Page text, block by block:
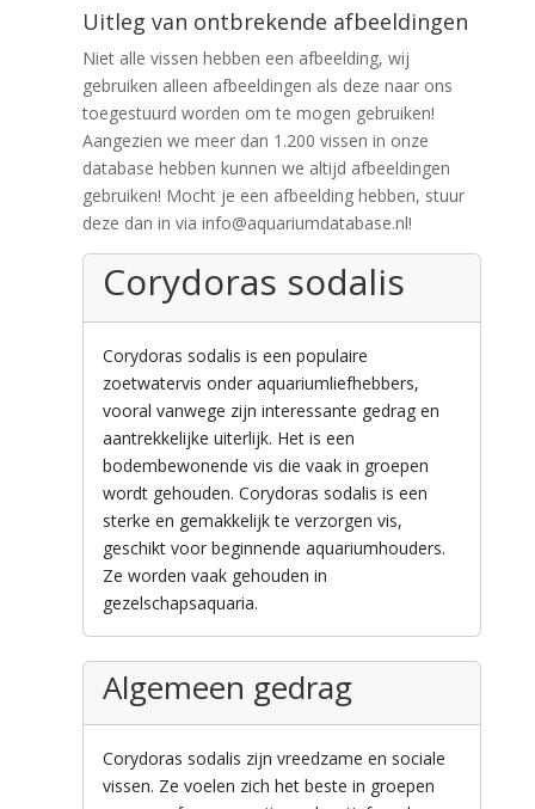
Uitleg van ontbrekende afbeeldingen
Niet alle vissen hebben een afbeelding, wij
gebruiken alleen afbeeldingen als deze naar ons
toegestuurd worden om te mogen gebruiken!
Aangezien we meer dan 1.200 vissen in onze
database hebben kunnen we altijd afbeeldingen
gebruiken! Mocht je een afbeelding hebben, stuur
deze dan in via info@aquariumdatabase.nl!
Corydoras sodalis
Corydoras sodalis is een populaire
zoetwatervis onder aquariumliefhebbers,
vooral vanwege zijn interessante gedrag en
aantrekkelijke uiterlijk. Het is een
bodembewonende vis die vaak in groepen
wordt gehouden. Corydoras sodalis is een
sterke en gemakkelijk te verzorgen vis,
geschikt voor beginnende aquariumhouders.
Ze worden vaak gehouden in
gezelschapsaquaria.
Algemeen gedrag
Corydoras sodalis zijn vreedzame en sociale
vissen. Ze voelen zich het beste in groepen